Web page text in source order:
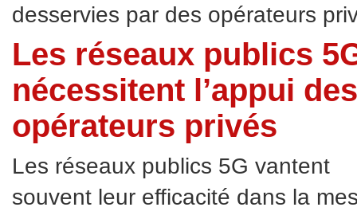
desservies par des opérateurs
Les réseaux publics
nécessitent l’appui des
opérateurs privés
Les réseaux publics 5G vantent
souvent leur efficacité dans la